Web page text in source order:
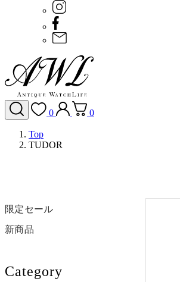
0 0
Top
TUDOR
限定セール
新商品
Category